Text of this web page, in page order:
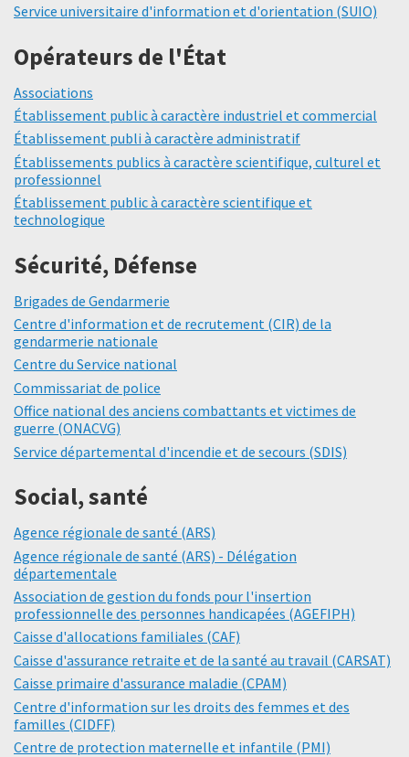
Service universitaire d'information et d'orientation (SUIO)
Opérateurs de l'État
Associations
Établissement public à caractère industriel et commercial
Établissement publi à caractère administratif
Établissements publics à caractère scientifique, culturel et
professionnel
Établissement public à caractère scientifique et
technologique
Sécurité, Défense
Brigades de Gendarmerie
Centre d'information et de recrutement (CIR) de la
gendarmerie nationale
Centre du Service national
Commissariat de police
Office national des anciens combattants et victimes de
guerre (ONACVG)
Service départemental d'incendie et de secours (SDIS)
Social, santé
Agence régionale de santé (ARS)
Agence régionale de santé (ARS) - Délégation
départementale
Association de gestion du fonds pour l'insertion
professionnelle des personnes handicapées (AGEFIPH)
Caisse d'allocations familiales (CAF)
Caisse d'assurance retraite et de la santé au travail (CARSAT)
Caisse primaire d'assurance maladie (CPAM)
Centre d'information sur les droits des femmes et des
familles (CIDFF)
Centre de protection maternelle et infantile (PMI)